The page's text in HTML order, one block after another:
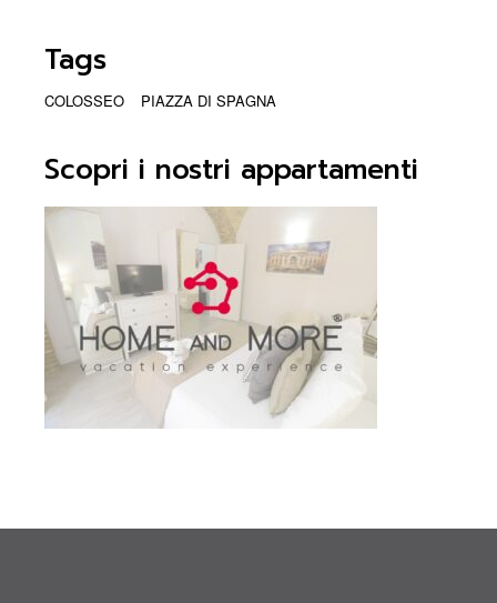
Tags
COLOSSEO PIAZZA DI SPAGNA
Scopri i nostri appartamenti